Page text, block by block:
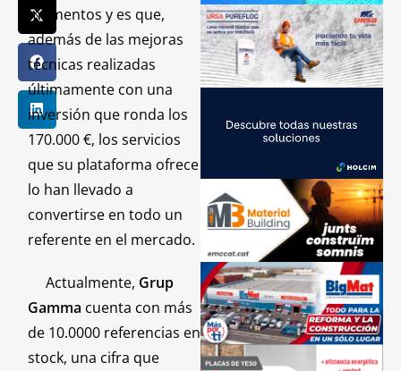
momentos y es que,
además de las mejoras
técnicas realizadas
últimamente con una
inversión que ronda los
170.000 €, los servicios
que su plataforma ofrece
lo han llevado a
convertirse en todo un
referente en el mercado.
Actualmente, Grup
Gamma cuenta con más
de 10.0000 referencias en
stock, una cifra que